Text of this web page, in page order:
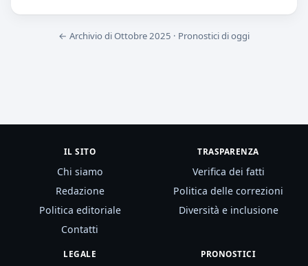
← Archivio di Ottobre 2025 · Pronostici di oggi
IL SITO
Chi siamo
Redazione
Politica editoriale
Contatti
TRASPARENZA
Verifica dei fatti
Politica delle correzioni
Diversità e inclusione
LEGALE PRONOSTICI